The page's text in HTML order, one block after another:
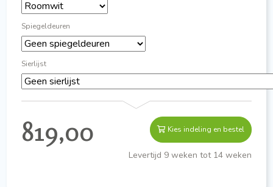
Spiegeldeuren
Sierlijst
819,00 Kies indeling en bestel
Levertijd 9 weken tot 14 weken